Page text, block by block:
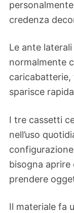
credenza
Le ante
normalmente
sparisce
I tre cassetti
nell’uso
bisogna
prendere
Il materiale fa